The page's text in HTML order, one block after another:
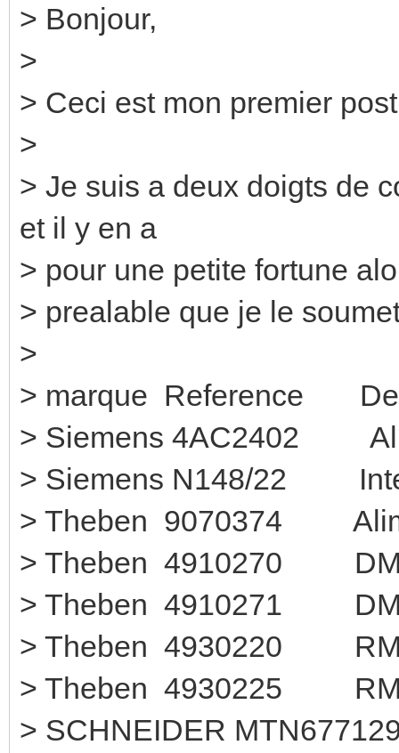
> Bonjour,
>
> Ceci est mon premier
>
> Je suis a deux doigts de
et il y en a
> pour une petite fortune
> prealable que je le
>
> marque Reference
> Siemens 4AC2402
> Siemens N148/
> Theben 9070374
> Theben
> Theben
> Theben
> Theben
> SCHNEIDER